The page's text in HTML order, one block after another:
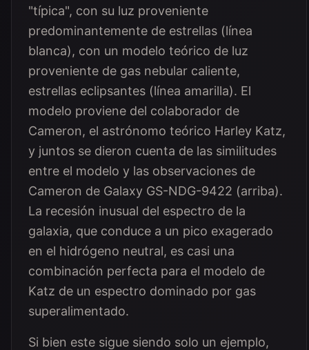
"típica", con su luz proveniente
predominantemente de estrellas (línea
blanca), con un modelo teórico de luz
proveniente de gas nebular caliente,
estrellas eclipsantes (línea amarilla). El
modelo proviene del colaborador de
Cameron, el astrónomo teórico Harley Katz,
y juntos se dieron cuenta de las similitudes
entre el modelo y las observaciones de
Cameron de Galaxy GS-NDG-9422 (arriba).
La recesión inusual del espectro de la
galaxia, que conduce a un pico exagerado
en el hidrógeno neutral, es casi una
combinación perfecta para el modelo de
Katz de un espectro dominado por gas
superalimentado.
Si bien este sigue siendo solo un ejemplo,